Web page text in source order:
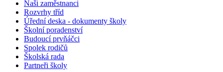
Naši zaměstnanci
Rozvrhy tříd
Úřední deska - dokumenty školy
Školní poradenství
Budoucí prvňáčci
Spolek rodičů
Školská rada
Partneři školy